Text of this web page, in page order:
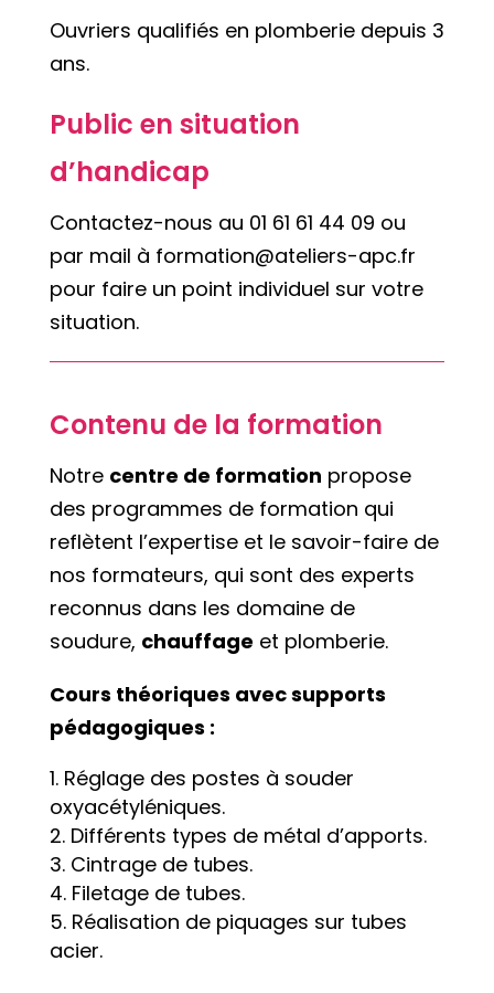
Ouvriers qualifiés en plomberie depuis 3
ans.
Public en situation
d’handicap
Contactez-nous au 01 61 61 44 09 ou
par mail à formation@ateliers-apc.fr
pour faire un point individuel sur votre
situation.
Contenu de la formation
Notre centre de formation propose
des programmes de formation qui
reflètent l’expertise et le savoir-faire de
nos formateurs, qui sont des experts
reconnus dans les domaine de
soudure, chauffage et plomberie.
Cours théoriques avec supports
pédagogiques :
Réglage des postes à souder
oxyacétyléniques.
Différents types de métal d’apports.
Cintrage de tubes.
Filetage de tubes.
Réalisation de piquages sur tubes
acier.